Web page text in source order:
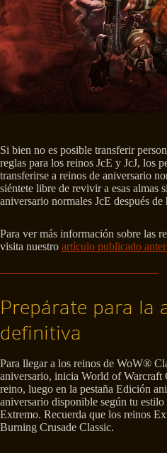
Si bien no es posible transferir
reglas para los reinos JcE y JcJ, los
transferirse a reinos de aniversario
siéntete libre de revivir a esas almas
aniversario normales JcE después de
Para ver más información sobre las
visita nuestro artículo publicado
Prepárate para la
definitiva
Para llegar a los reinos de WoW®
aniversario, inicia World of Warcraft
reino, luego en la pestaña Edición
aniversario disponible según tu
Extremo. Recuerda que los reinos
Burning Crusade Classic.